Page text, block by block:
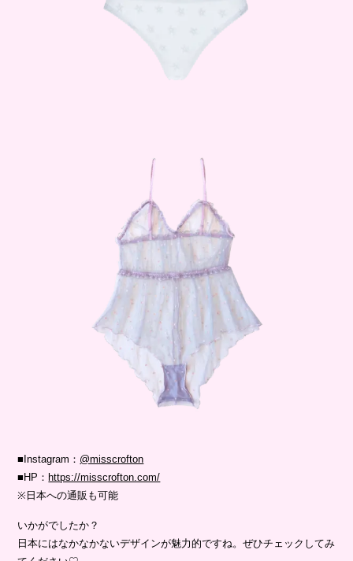
■Instagram： @misscrofton
■HP： https://misscrofton.com/
※日本への通販も可能
いかがでしたか？
日本にはなかなかないデザインが魅力的ですね。ぜひチェックしてみ